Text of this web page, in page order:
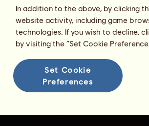
In addition to the above, by clicking
website activity, including game
technologies. If you wish to decline,
by visiting the “Set Cookie
Set Cookie
Preferences